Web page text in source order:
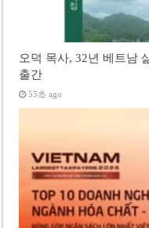
오덕 목사, 32년 베트남
출간
55초 ago